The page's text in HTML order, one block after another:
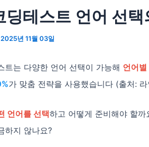
딩테스트 언어 선
2025년 11월 03일
트는 다양한 언어 선택이 가능해 언어별
가 맞춤 전략을 사용했습니다 (출처:
언어를 선택하고 어떻게 준비해야 할
하지 않나요?